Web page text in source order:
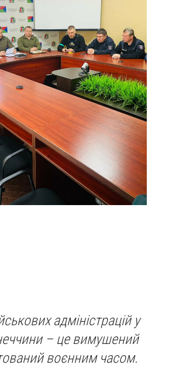
адміністрацій у
– це вимушений
воєнним часом.